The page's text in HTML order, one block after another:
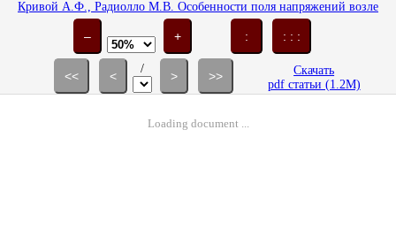
Кривой А.Ф., Радиолло М.В. Особенности поля напряжений возле
включений в составной анизотропной плоскости // Изв. АН СССР.
МТТ. 1984. № 3. С. 84-92.
– + : : : :
<< <
/
> >>
Скачать
pdf статьи (1.2M)
Loading document ...